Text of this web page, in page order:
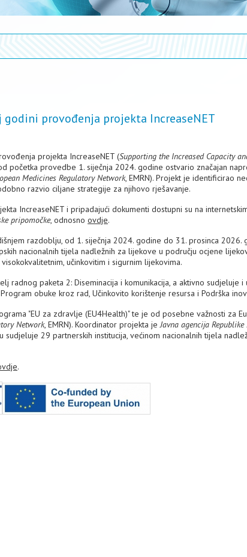
provođenja projekta IncreaseNET
projekta IncreaseNET (Supporting the Increased Capacity
početka provedbe 1. siječnja 2024. godine ostvario značajan
Medicines Regulatory Network, EMRN). Projekt je identificirao
razvio ciljane strategije za njihovo rješavanje.
IncreaseNET i pripadajući dokumenti dostupni su na
pripomočke, odnosno ovdje.
razdoblju, od 1. siječnja 2024. godine do 31. prosinca 2026.
nacionalnih tijela nadležnih za lijekove u području ocjene
učinkovitim i sigurnim lijekovima.
radnog paketa 2: Diseminacija i komunikacija, a aktivno sudjeluje
obuke kroz rad, Učinkovito korištenje resursa i Podrška
"EU za zdravlje (EU4Health)" te je od posebne važnosti za
Network, EMRN). Koordinator projekta jeJavna agencija
sudjeluje 29 partnerskih institucija, većinom nacionalnih tijela
.